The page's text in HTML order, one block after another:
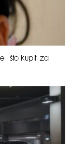
i što kupiti za